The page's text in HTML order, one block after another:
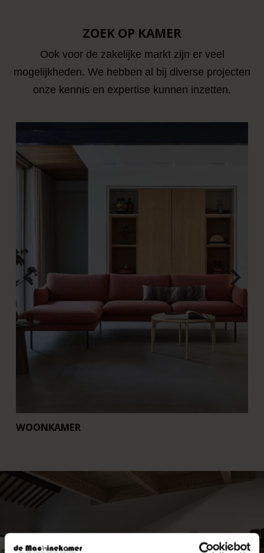
ZOEK OP KAMER
Ook voor de zakelijke markt zijn er veel
mogelijkheden. We hebben al bij diverse projecten
onze kennis en expertise kunnen inzetten.
WOONKAMER